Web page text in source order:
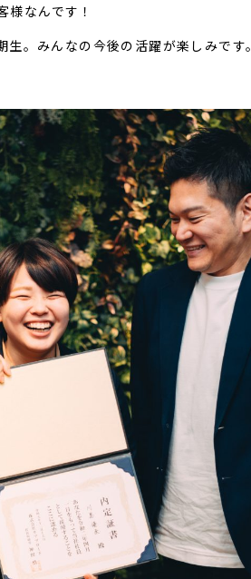
なんです！
。みんなの今後の活躍が楽しみです。